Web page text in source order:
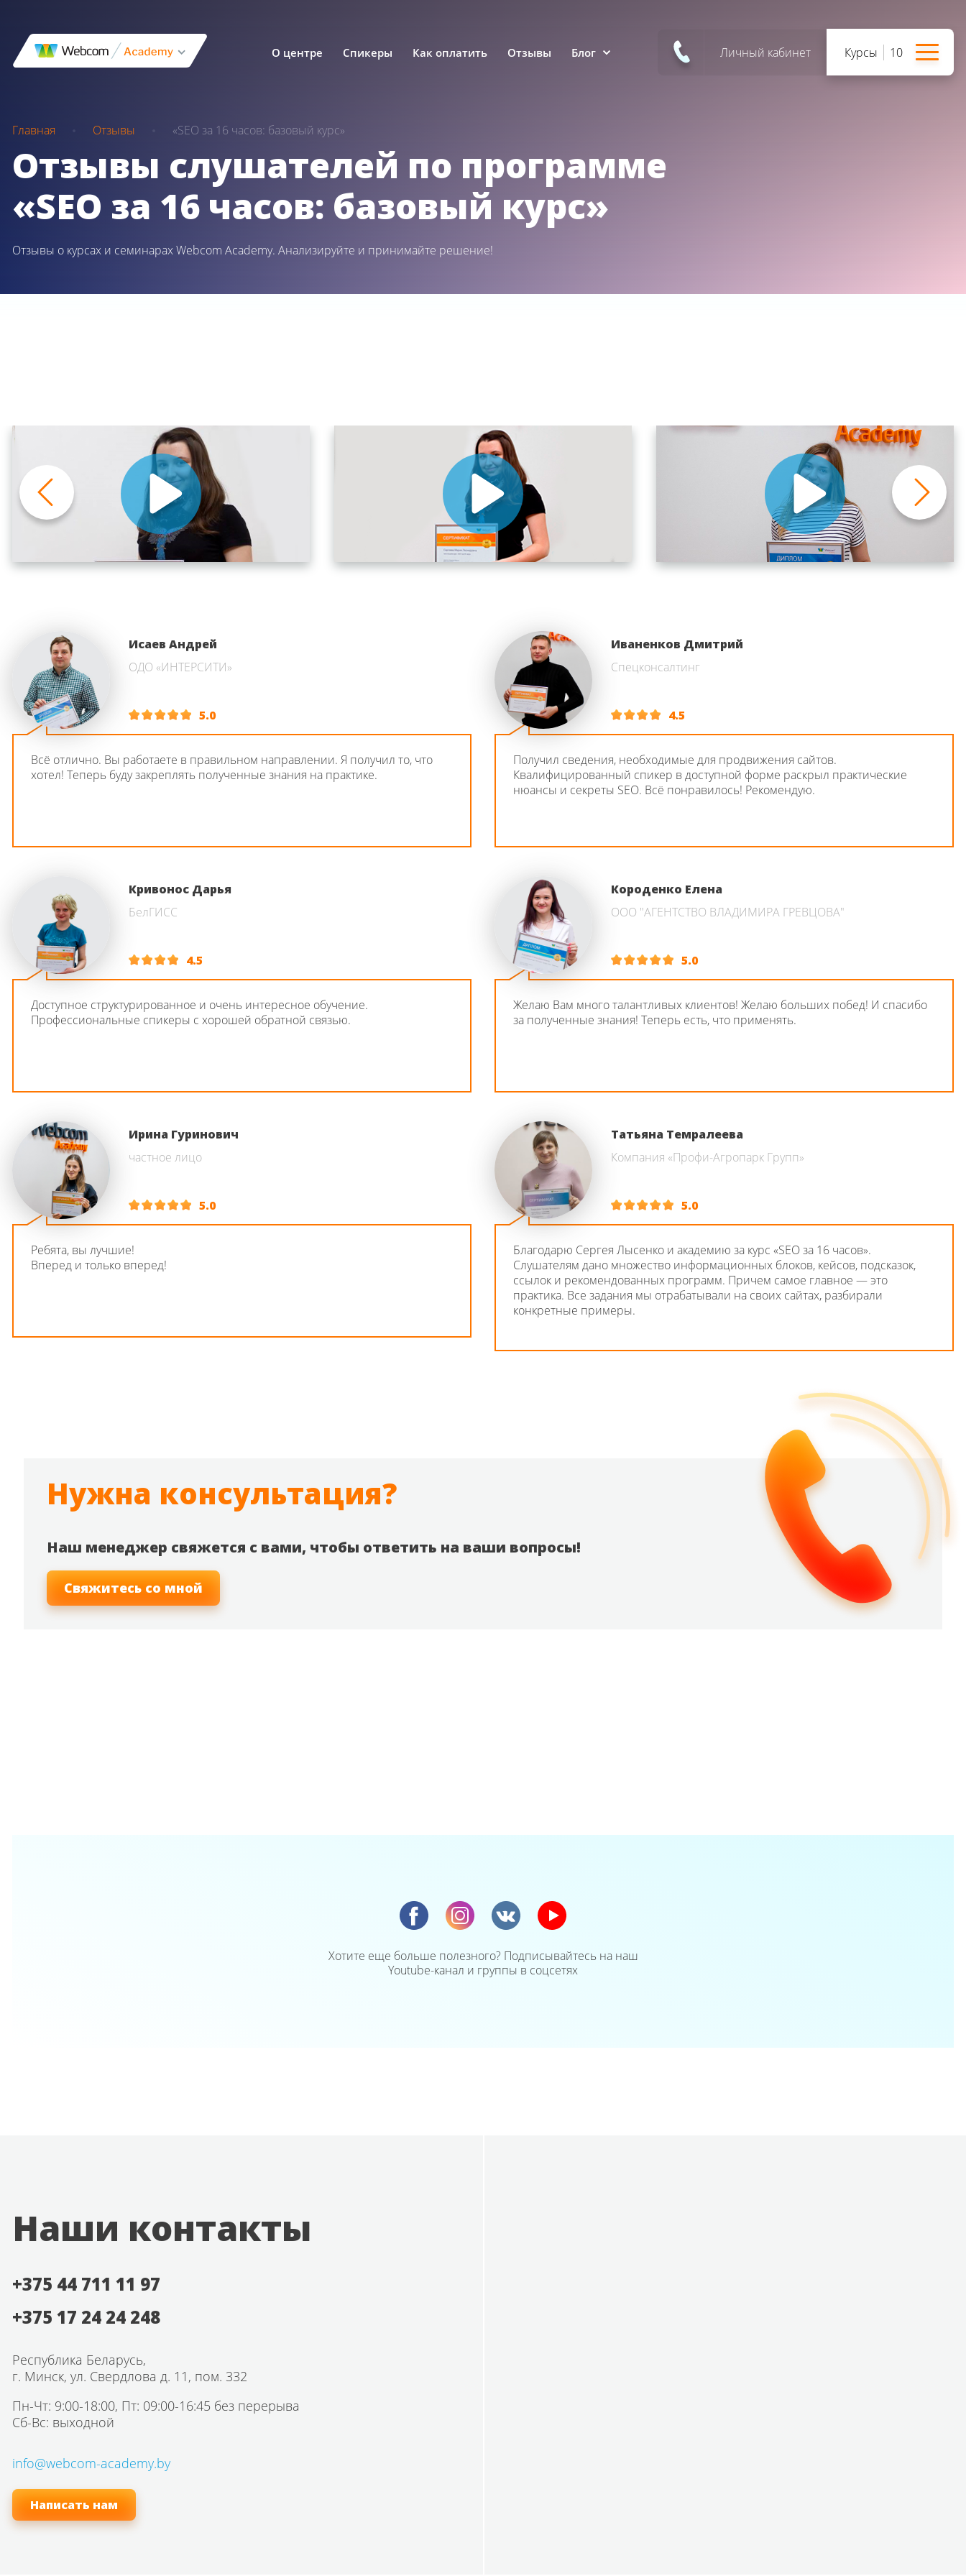
О центре Спикеры Как оплатить Отзывы Блог Личный кабинет Курсы 10
Главная Отзывы «SEO за 16 часов: базовый курс»
Отзывы слушателей по программе
«SEO за 16 часов: базовый курс»
Отзывы о курсах и семинарах Webcom Academy. Анализируйте и принимайте решение!
Исаев Андрей
ОДО «ИНТЕРСИТИ»
5.0
Всё отлично. Вы работаете в правильном направлении. Я получил то, что
хотел! Теперь буду закреплять полученные знания на практике.
Иваненков Дмитрий
Спецконсалтинг
4.5
Получил сведения, необходимые для продвижения сайтов.
Квалифицированный спикер в доступной форме раскрыл практические
нюансы и секреты SEO. Всё понравилось! Рекомендую.
Кривонос Дарья
БелГИСС
4.5
Доступное структурированное и очень интересное обучение.
Профессиональные спикеры с хорошей обратной связью.
Короденко Елена
ООО "АГЕНТСТВО ВЛАДИМИРА ГРЕВЦОВА"
5.0
Желаю Вам много талантливых клиентов! Желаю больших побед! И спасибо
за полученные знания! Теперь есть, что применять.
Ирина Гуринович
частное лицо
5.0
Ребята, вы лучшие!
Вперед и только вперед!
Татьяна Темралеева
Компания «Профи-Агропарк Групп»
5.0
Благодарю Сергея Лысенко и академию за курс «SEO за 16 часов».
Слушателям дано множество информационных блоков, кейсов, подсказок,
ссылок и рекомендованных программ. Причем самое главное — это
практика. Все задания мы отрабатывали на своих сайтах, разбирали
конкретные примеры.
Нужна консультация?
Наш менеджер свяжется с вами, чтобы ответить на ваши вопросы!
Свяжитесь со мной
Хотите еще больше полезного? Подписывайтесь на наш
Youtube-канал и группы в соцсетях
Наши контакты
+375 44 711 11 97
+375 17 24 24 248
Республика Беларусь,
г. Минск, ул. Свердлова д. 11, пом. 332
Пн-Чт: 9:00-18:00, Пт: 09:00-16:45 без перерыва
Сб-Вс: выходной
info@webcom-academy.by
Написать нам